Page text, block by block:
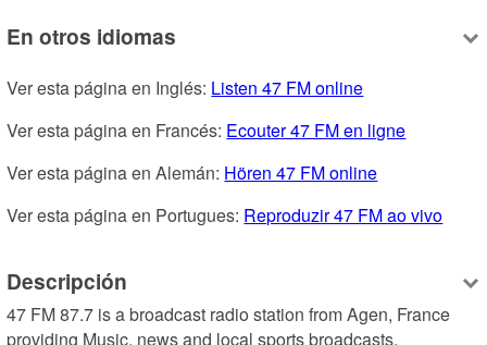
En otros idiomas
Ver esta página en Inglés: Listen 47 FM online
Ver esta página en Francés: Ecouter 47 FM en ligne
Ver esta página en Alemán: Hören 47 FM online
Ver esta página en Portugues: Reproduzir 47 FM ao vivo
Descripción
47 FM 87.7 is a broadcast radio station from Agen, France
providing Music, news and local sports broadcasts.